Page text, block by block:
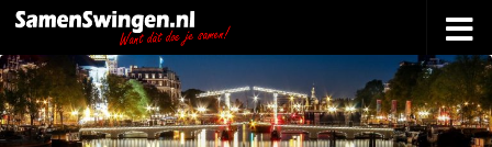
Doorgaan naar inhoud